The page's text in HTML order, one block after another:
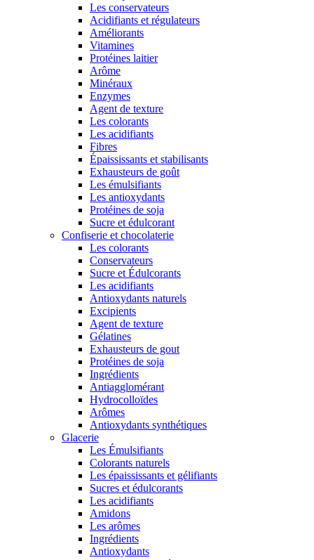
Les conservateurs
Acidifiants et régulateurs
Améliorants
Vitamines
Protéines laitier
Arôme
Minéraux
Enzymes
Agent de texture
Les colorants
Les acidifiants
Fibres
Épaississants et stabilisants
Exhausteurs de goût
Les émulsifiants
Les antioxydants
Protéines de soja
Sucre et édulcorant
Confiserie et chocolaterie
Les colorants
Conservateurs
Sucre et Édulcorants
Les acidifiants
Antioxydants naturels
Excipients
Agent de texture
Gélatines
Exhausteurs de gout
Protéines de soja
Ingrédients
Antiagglomérant
Hydrocolloïdes
Arômes
Antioxydants synthétiques
Glacerie
Les Émulsifiants
Colorants naturels
Les épaississants et gélifiants
Sucres et édulcorants
Les acidifiants
Amidons
Les arômes
Ingrédients
Antioxydants